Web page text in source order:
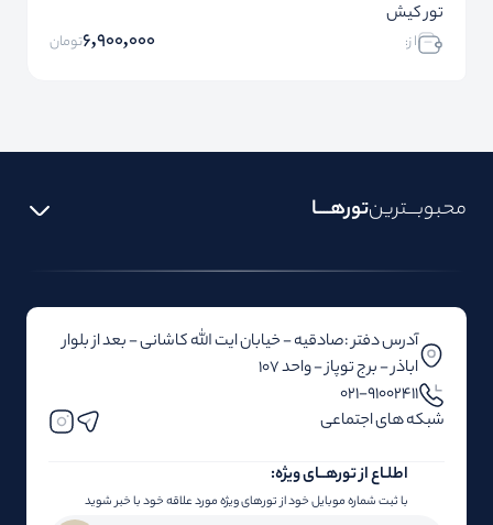
تور کیش
ا ز: 6,900,000تومان
محبوبـــترینتورهــــا
آدرس دفتر :صادقیه - خیابان ایت الله کاشانی - بعد از بلوار‌‌
اباذر - برج توپاز - واحد 107
۰۲۱-91002411
شبکه های اجتماعی
اطلـاع از تور‌هــای ویژه:
با ثبت شماره موبایل خود از تورهای ویژه مورد علاقه خود با خبر شوید